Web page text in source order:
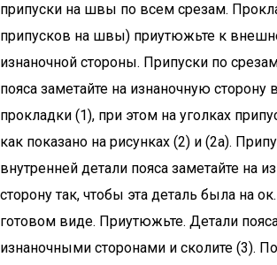
припуски на швы по всем срезам.
припусков на швы) приутюжьте к
изнаночной стороны. Припуски по
пояса заметайте на изнаночную сторону
прокладки (1), при этом на уголках
как показано на рисунках (2) и (2а).
внутренней детали пояса заметайте на
сторону так, чтобы эта деталь была на
готовом виде. Приутюжьте. Детали
изнаночными сторонами и сколите (3).